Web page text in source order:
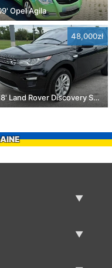
Opel Agila
48,000zł
2018' Land Rover Discovery Sport